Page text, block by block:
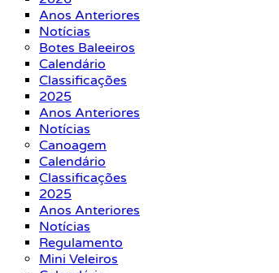
Anos Anteriores
Notícias
Botes Baleeiros
Calendário
Classificações
2025
Anos Anteriores
Notícias
Canoagem
Calendário
Classificações
2025
Anos Anteriores
Notícias
Regulamento
Mini Veleiros